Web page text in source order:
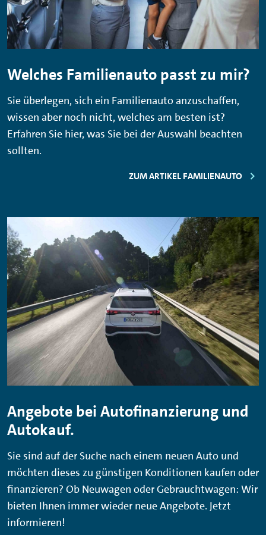
Welches Familienauto passt zu mir?
Sie überlegen, sich ein Familienauto anzuschaffen,
wissen aber noch nicht, welches am besten ist?
Erfahren Sie hier, was Sie bei der Auswahl beachten
sollten.
ZUM ARTIKEL FAMILIENAUTO
Angebote bei Autofinanzierung und
Autokauf.
Sie sind auf der Suche nach einem neuen Auto und
möchten dieses zu günstigen Konditionen kaufen oder
finanzieren? Ob Neuwagen oder Gebrauchtwagen: Wir
bieten Ihnen immer wieder neue Angebote. Jetzt
informieren!